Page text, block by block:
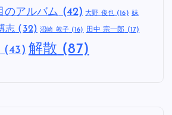
のアルバム (42) 大野 俊也(16) 妹
志 (32) 沼崎 敦子(16) 田中 宗一郎 (17)
(43) 解散 (87)